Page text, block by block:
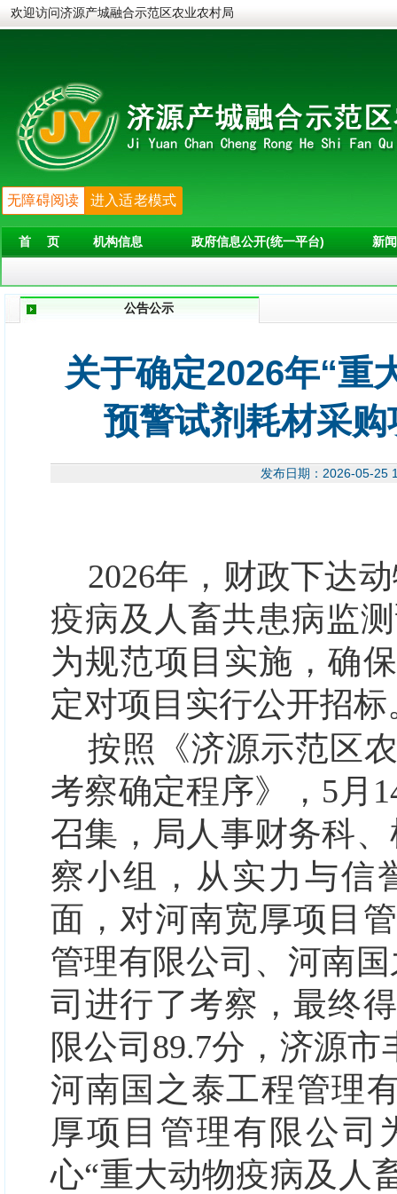
欢迎访问济源产城融合示范区农业农村局
无障碍阅读 进入适老模式
首 页 机构信息 政府信息公开(统一平台) 新
公告公示
关于确定2026年“重
预警试剂耗材采
发布日期：2026-
2026年，财政下达
疫病及人畜共患病监
为规范项目实施，确
定对项目实行公开招标
按照《济源示范区
考察确定程序》 ， 5月
召集，局人事财务科
察小组，从实力与信
面 ， 对河南宽厚项目
管理有限公司、河南
司进行了考察，最终
限公司 89.7分，济源市
河南国之泰工程管理
厚项目管理有限公司
心“重大动物疫病及人